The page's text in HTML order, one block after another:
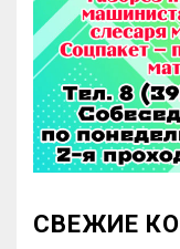
СВЕЖИЕ